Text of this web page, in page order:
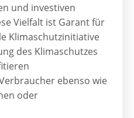
und investiven
Vielfalt ist Garant für
Klimaschutzinitiative
des Klimaschutzes
ebenso wie
oder